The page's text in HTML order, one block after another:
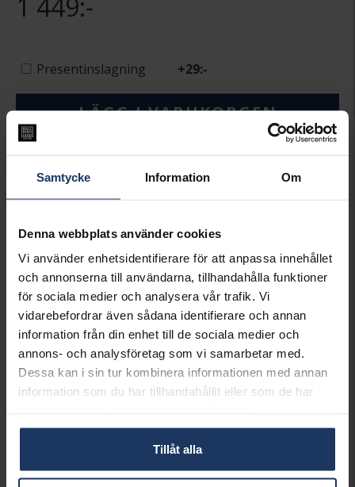
Samtycke Information Om
Denna webbplats använder cookies
Vi använder enhetsidentifierare för att anpassa innehållet
och annonserna till användarna, tillhandahålla funktioner
för sociala medier och analysera vår trafik. Vi
vidarebefordrar även sådana identifierare och annan
information från din enhet till de sociala medier och
annons- och analysföretag som vi samarbetar med.
Dessa kan i sin tur kombinera informationen med annan
information som du har tillhandahållit eller som de har
Tillåt alla
Presentinslagning +29:-
LÄGG I VARUKORGEN
Öppet köp i 30 dagar vid onlineköp.
BREDD CA (MM)
2
DIAMETER CA (MM)
20
VARUMÄRKE
SIF JAKOBS
MODELL
ELLERA WAVES PIANURA
GRANDE EARRINGS
MATERIAL
Silver,Rhodinerat
Matchande produkter och andra varianter